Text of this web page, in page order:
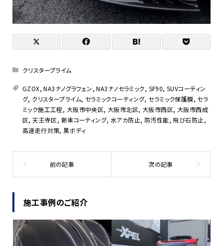
クリスタープライム
GZOX,NA3ナノグラフェン,NA3ナノセラミック, SF90,SUVコーティン
グ, クリスタープライム, セラミックコーティング, セラミック保護膜, セラ
ミック施工工程, 大阪市中央区, 大阪市北区, 大阪市西区, 大阪市西成
区,天王寺区, 新車コーティング, 水アカ防止, 防汚性能,飛び石防止,
高速走行対策,黒ボディ
施工事例のご紹介